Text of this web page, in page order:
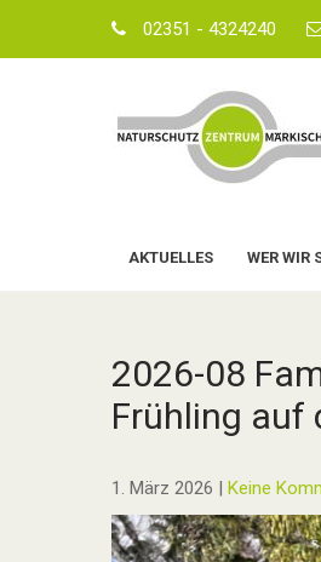
02351 - 4324240
AKTUELLES WER WIR
2026-08
Frühling auf
1. März 2026 | Keine